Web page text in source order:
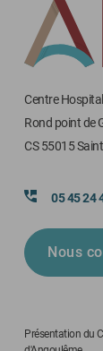
Centre
Rond point de
CS 55015
05 45 24
Nous
Présentation du